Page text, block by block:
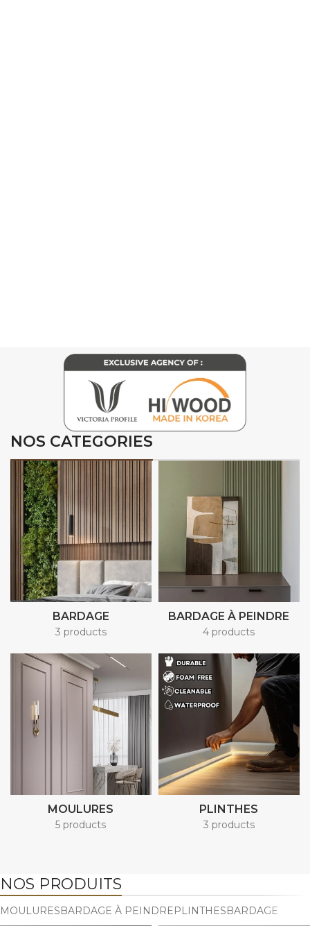
NOS CATEGORIES
BARDAGE
3 products
BARDAGE À PEINDRE
4 products
MOULURES
5 products
PLINTHES
3 products
NOS PRODUITS
MOULURESBARDAGE À PEINDREPLINTHESBARDAGE